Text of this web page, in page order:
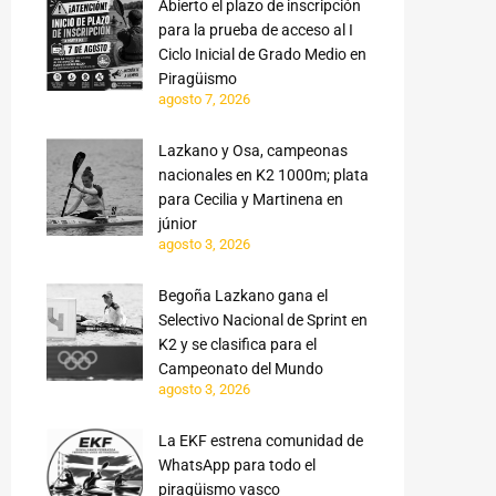
Abierto el plazo de inscripción
para la prueba de acceso al I
Ciclo Inicial de Grado Medio en
Piragüismo
agosto 7, 2026
Lazkano y Osa, campeonas
nacionales en K2 1000m; plata
para Cecilia y Martinena en
júnior
agosto 3, 2026
Begoña Lazkano gana el
Selectivo Nacional de Sprint en
K2 y se clasifica para el
Campeonato del Mundo
agosto 3, 2026
La EKF estrena comunidad de
WhatsApp para todo el
piragüismo vasco